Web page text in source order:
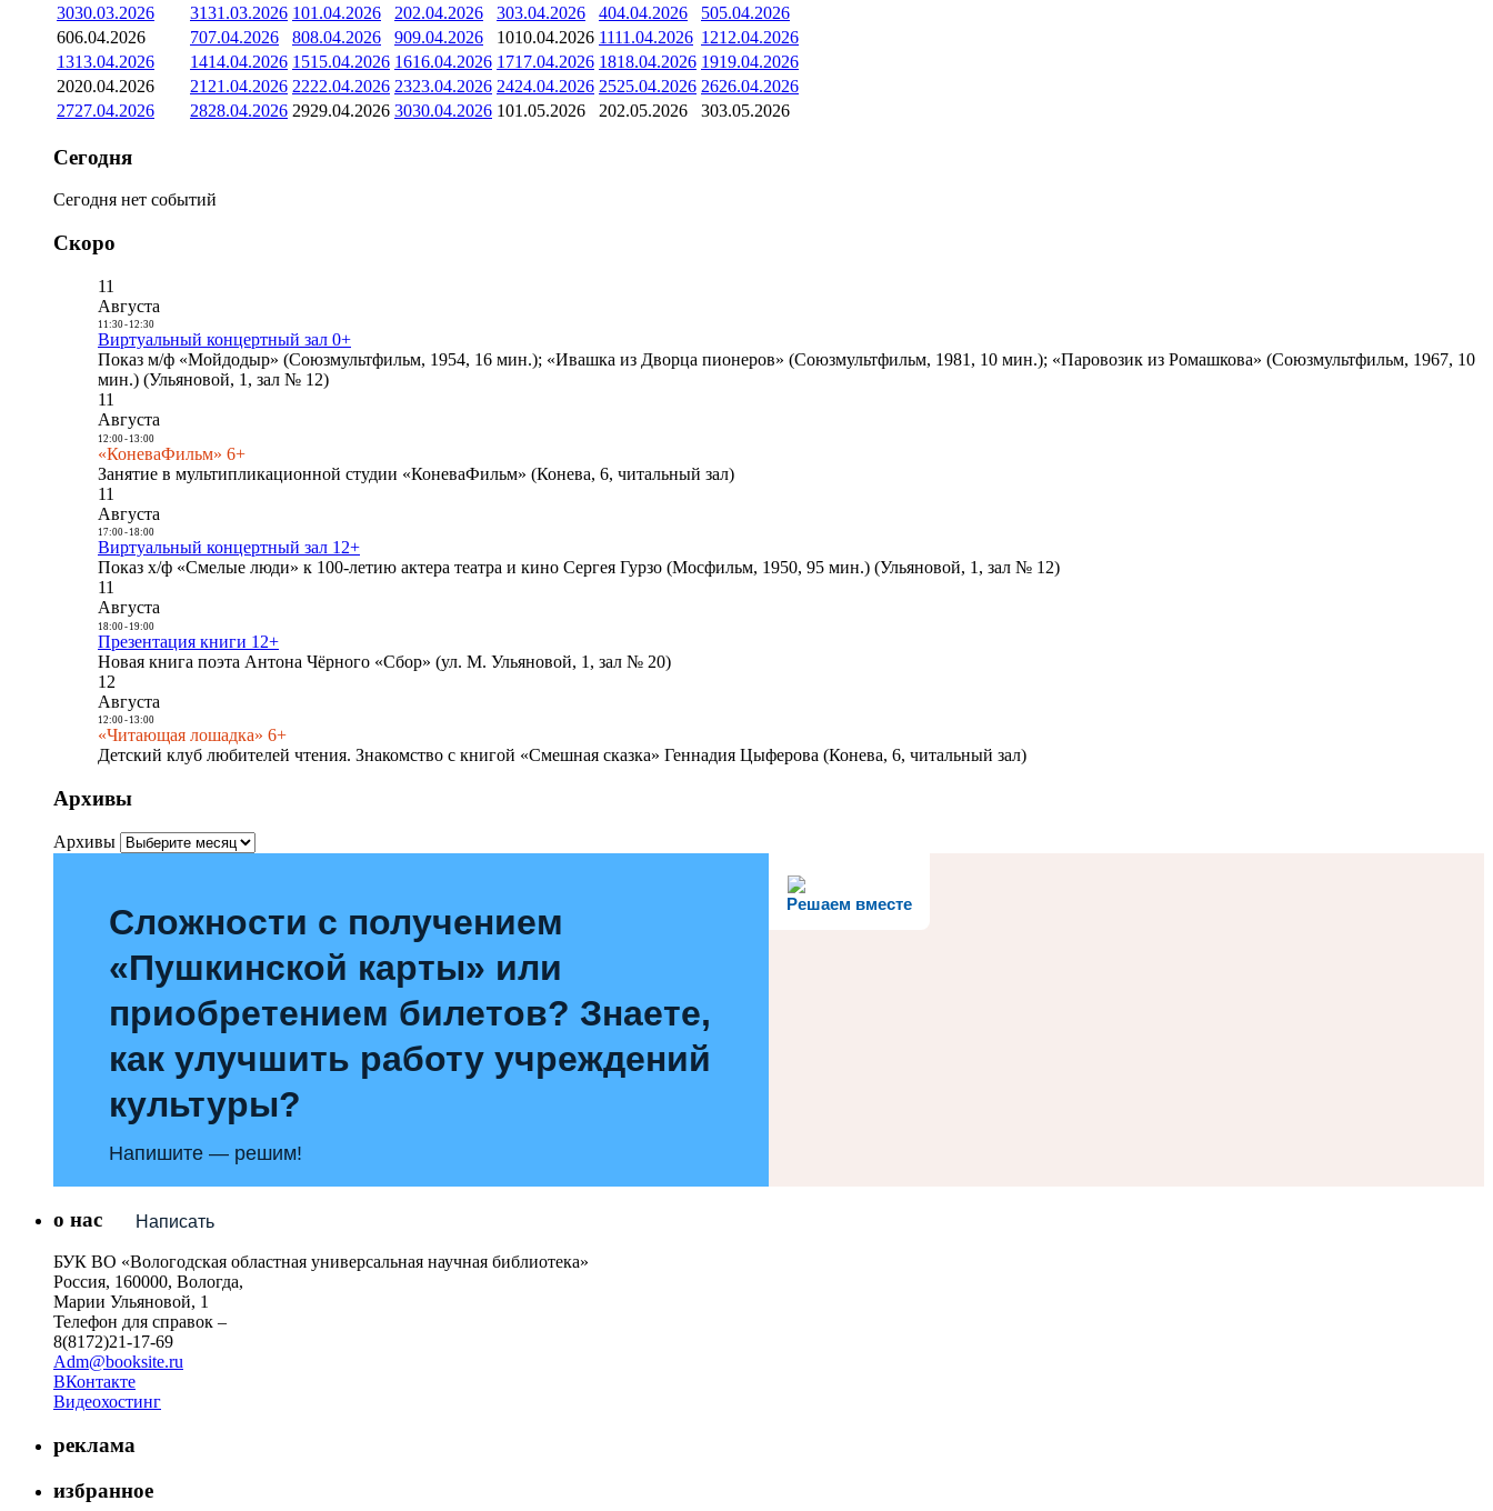
3030.03.2026 3131.03.2026 101.04.2026 202.04.2026 303.04.2026 404.04.2026 505.04.2026
606.04.2026 707.04.2026 808.04.2026 909.04.2026 1010.04.2026 1111.04.2026 1212.04.2026
1313.04.2026 1414.04.2026 1515.04.2026 1616.04.2026 1717.04.2026 1818.04.2026 1919.04.2026
2020.04.2026 21 21.04.2026 2222.04.2026 2323.04.2026 2424.04.2026 2525.04.2026 2626.04.2026
2727.04.2026 2828.04.2026 2929.04.2026 3030.04.2026 101.05.2026 202.05.2026 303.05.2026
Сегодня
Сегодня нет событий
Скоро
11
Августа
11:30- 12:30
Виртуальный концертный зал 0+
Показ м/ф «Мойдодыр» (Союзмультфильм, 1954, 16 мин.); «Ивашка из Дворца пионеров» (Союзмультфильм, 1981, 10 мин.); «Паровозик из Ромашкова» (Союзмультфильм, 1967, 10
мин.) (Ульяновой, 1, зал № 12)
11
Августа
12:00- 13:00
«КоневаФильм» 6+
Занятие в мультипликационной студии «КоневаФильм» (Конева, 6, читальный зал)
11
Августа
17:00- 18:00
Виртуальный концертный зал 12+
Показ х/ф «Смелые люди» к 100-летию актера театра и кино Сергея Гурзо (Мосфильм, 1950, 95 мин.) (Ульяновой, 1, зал № 12)
11
Августа
18:00- 19:00
Презентация книги 12+
Новая книга поэта Антона Чёрного «Сбор» (ул. М. Ульяновой, 1, зал № 20)
12
Августа
12:00- 13:00
«Читающая лошадка» 6+
Детский клуб любителей чтения. Знакомство с книгой «Смешная сказка» Геннадия Цыферова (Конева, 6, читальный зал)
Архивы
Архивы
Решаем вместе
Сложности с получением
«Пушкинской карты» или
приобретением билетов? Знаете,
как улучшить работу учреждений
культуры?
Напишите — решим!
Написать
о нас
БУК ВО «Вологодская областная универсальная научная библиотека»
Россия, 160000, Вологда,
Марии Ульяновой, 1
Телефон для справок –
8(8172)21-17-69
Adm@booksite.ru
ВКонтакте
Видеохостинг
реклама
избранное